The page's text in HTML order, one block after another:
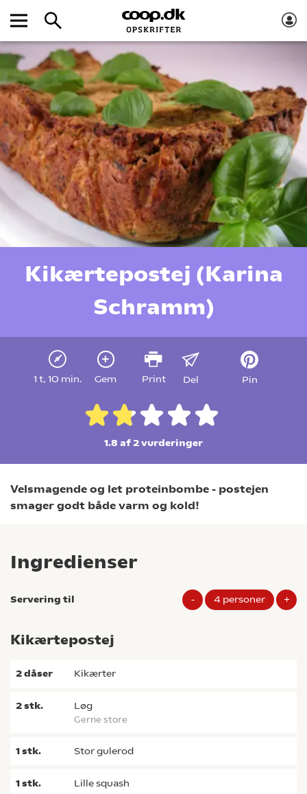
Kikærtepostej (Karina
Schramm)
1 t, 10 min. Gem Print Del Pin
1.8 af 2vurderinger
Velsmagende og let proteinbombe - postejen
smager godt både varm og kold!
Ingredienser
Servering til - 4 personer +
Kikærtepostej
2dåser kikærter
2stk. løg
gerne store
1stk. stor gulerod
1stk. lille squash